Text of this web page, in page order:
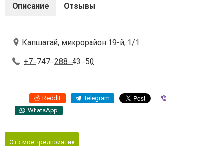
Описание Отзывы
Капшагай, микрорайон 19-й, 1/1
+7‒747‒288‒43‒50
Reddit Telegram
WhatsApp
Это мое предприятие